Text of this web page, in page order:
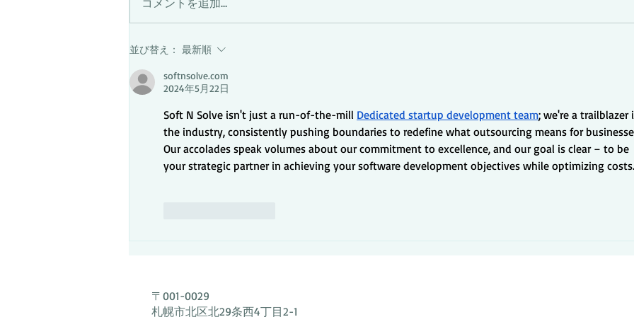
ません。7月27日以降のご来店を
お願い致します。
い致
コメントを追加…
並び替え： 最新順
softnsolve.com
2024年5月22日
Soft N Solve isn't just a run-of-the-mill Dedicated startup development team; we're a trailblazer
the industry, consistently pushing boundaries to redefine what outsourcing means for
Our accolades speak volumes about our commitment to excellence, and our goal is clear – to be
your strategic partner in achieving your software development objectives while optimizing costs.
〒001-0029
札幌市北区北29条西4丁目2-1